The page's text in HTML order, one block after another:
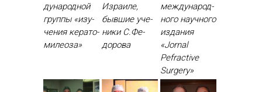
ду­народ­ной
груп­пы «изу­
чения ке­рато­
миле­оза»
Из­ра­иле,
быв­шие уче­
ники С.Фе­
доро­ва
меж­ду­народ­
но­го на­уч­но­го
из­да­ния
«Jornal
Рefractive
Surgery»